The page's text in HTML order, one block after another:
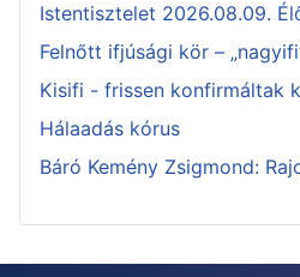
Istentisztelet 2026.08.09.
Felnőtt ifjúsági kör –
Kisifi - frissen konfirmáltak
Hálaadás kórus
Báró Kemény Zsigmond: